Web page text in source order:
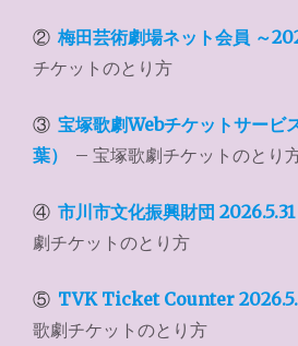
② 梅田芸術劇場ネット会員 ～
チケットのとり方
③ 宝塚歌劇Webチケットサービ
葉）
– 宝塚歌劇チケットのとり
④ 市川市文化振興財団 2026.5.31
劇チケットのとり方
⑤ TVK Ticket Counter
歌劇チケットのとり方